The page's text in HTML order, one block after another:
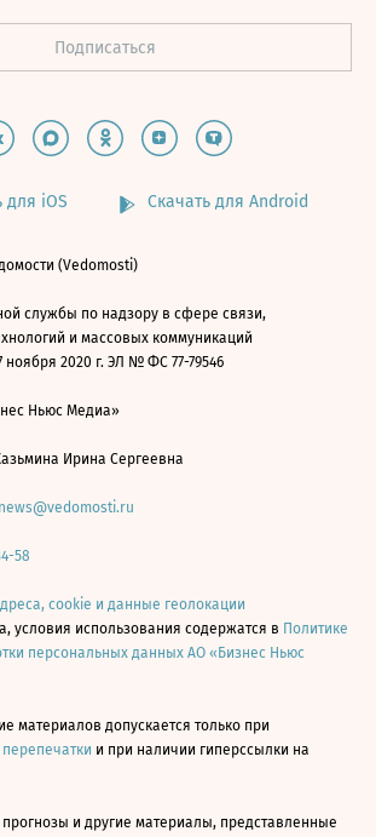
для iOS Скачать для Android
(Vedomosti)
службы по надзору в сфере связи,
и массовых коммуникаций
ноября 2020 г. ЭЛ № ФС 77-79546
Ньюс Медиа»
Ирина Сергеевна
news@vedomosti.ru
58
cookie и данные геолокации
условия использования содержатся в Политике
персональных данных АО «Бизнес Ньюс
материалов допускается только при
и при наличии гиперссылки на
прогнозы и другие материалы, представленные